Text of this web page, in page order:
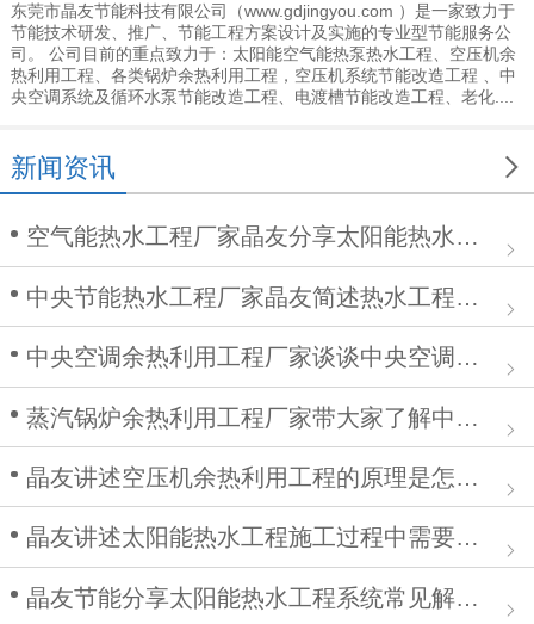
东莞市晶友节能科技有限公司（www.gdjingyou.com ）是一家致力于
节能技术研发、推广、节能工程方案设计及实施的专业型节能服务公
司。 公司目前的重点致力于：太阳能空气能热泵热水工程、空压机余
热利用工程、各类锅炉余热利用工程，空压机系统节能改造工程 、中
央空调系统及循环水泵节能改造工程、电渡槽节能改造工程、老化....

新闻资讯
空气能热水工程厂家晶友分享太阳能热水工程在安装中的作用
中央节能热水工程厂家晶友简述热水工程施工步骤及注意事项
中央空调余热利用工程厂家谈谈中央空调清洗步骤
蒸汽锅炉余热利用工程厂家带大家了解中央空调余热利用工程
晶友讲述空压机余热利用工程的原理是怎么样的？
晶友讲述太阳能热水工程施工过程中需要注意哪些问题
晶友节能分享太阳能热水工程系统常见解决方案有哪些？